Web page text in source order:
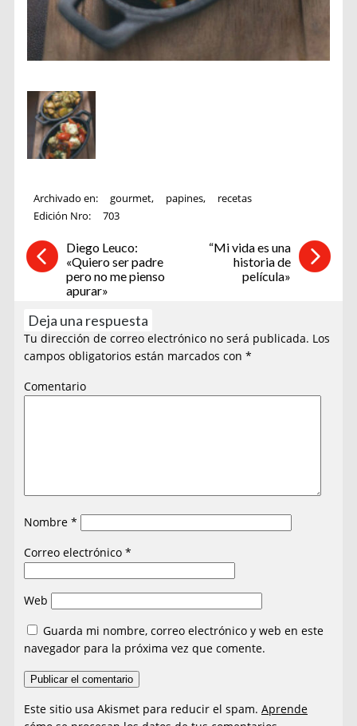
Archivado en: gourmet, papines,
recetas
Edición Nro:
703
Diego Leuco:
«Quiero ser padre
pero no me pienso
apurar»
“Mi vida es una
historia de
película»
Deja una respuesta
Tu dirección de correo electrónico no será publicada. Los
campos obligatorios están marcados con*
Comentario
Nombre*
Correo electrónico*
Web
Guarda mi nombre, correo electrónico y web en este
navegador para la próxima vez que comente.
Este sitio usa Akismet para reducir el spam.Aprende